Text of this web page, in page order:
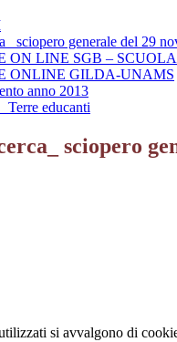
sciopero generale del 29
LINE SGB –
ONLINE GILDA-UNAMS
anno 2013
Terre educanti
sciopero
si avvalgono di